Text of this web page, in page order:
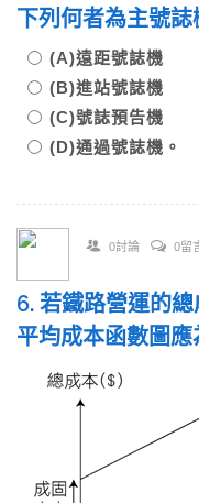
下列何者為主號
(A)遠距號誌機
(B)進站號誌機
(C)號誌預告機
(D)通過號誌機。
0討論 0留
6. 若鐵路營運的
平均成本函數圖應